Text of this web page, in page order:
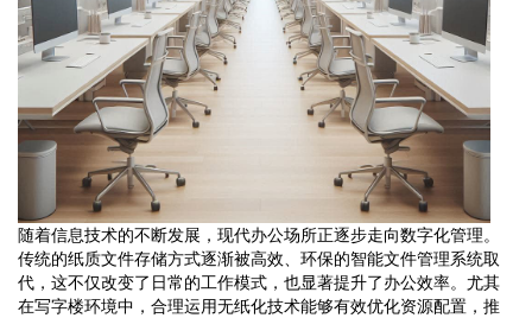
随着信息技术的不断发展，现代办公场所正逐步走向数字化管理。
传统的纸质文件存储方式逐渐被高效、环保的智能文件管理系统取
代，这不仅改变了日常的工作模式，也显著提升了办公效率。尤其
在写字楼环境中，合理运用无纸化技术能够有效优化资源配置，推